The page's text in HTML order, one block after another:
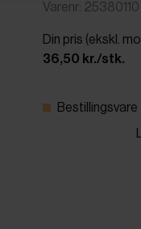
Varenr: 25380110
Din pris (ekskl.
36,50 kr./stk.
Bestillingsvare